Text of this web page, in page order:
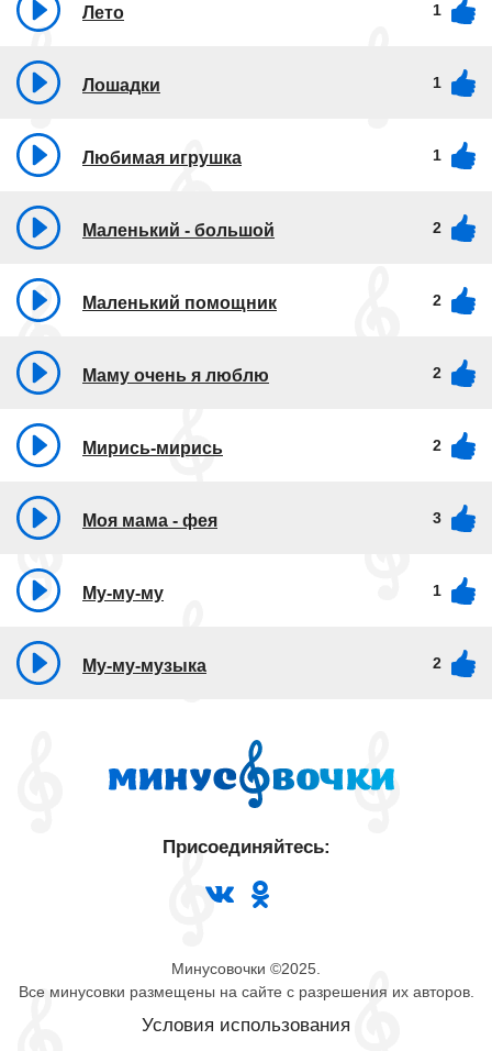
Лето 1
Лошадки 1
Любимая игрушка 1
Маленький - большой 2
Маленький помощник 2
Маму очень я люблю 2
Мирись-мирись 2
Моя мама - фея 3
Му-му-му 1
Му-му-музыка 2
Минусовочки ©2025.
Все минусовки размещены на сайте с разрешения их авторов.
Условия использования
Присоединяйтесь: